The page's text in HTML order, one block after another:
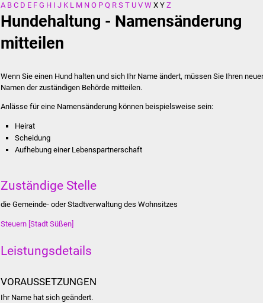
A B C D E F G H I J K L M N O P Q R S T U V W X Y Z
Hundehaltung - Namensänderung
mitteilen
Wenn Sie einen Hund halten und sich Ihr Name ändert, müssen Sie Ihren
Namen der zuständigen Behörde mitteilen.
Anlässe für eine Namensänderung können beispielsweise sein:
Heirat
Scheidung
Aufhebung einer Lebenspartnerschaft
Zuständige Stelle
die Gemeinde- oder Stadtverwaltung des Wohnsitzes
Steuern [Stadt Süßen]
Leistungsdetails
VORAUSSETZUNGEN
Ihr Name hat sich geändert.